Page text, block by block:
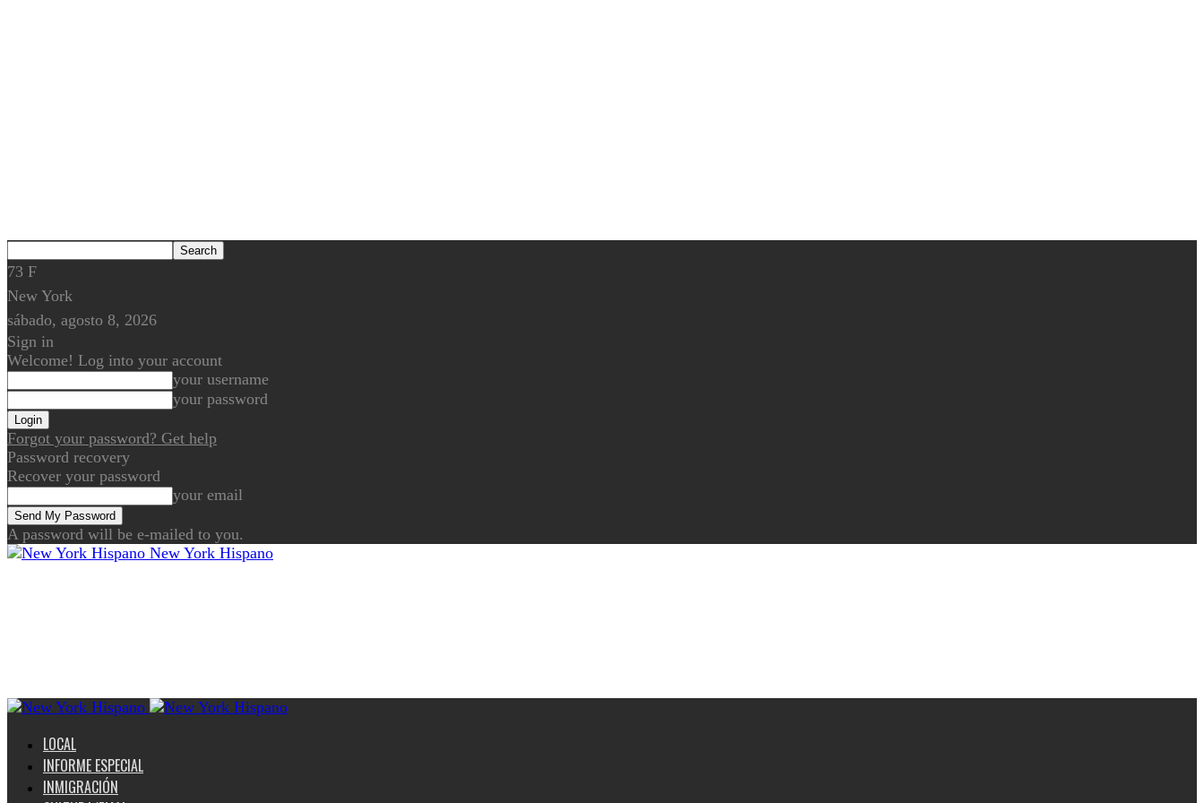
73 F
New York
sábado, agosto 8, 2026
Sign in
Welcome! Log into your account
your username
your password
Forgot your password? Get help
Password recovery
Recover your password
your email
A password will be e-mailed to you.
New York Hispano
LOCAL
INFORME ESPECIAL
INMIGRACIÓN